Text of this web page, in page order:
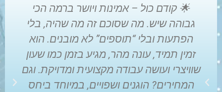
🌟 קודם כול – אמינות ויושר ברמה הכי
גבוהה שיש. מה שסוכם זה מה שהיה, בלי
הפתעות ובלי “תוספים” לא מובנים. הוא
זמין תמיד, עונה מהר, מגיע בזמן כמו שעון
שוויצרי ועושה עבודה מקצועית ומדויקת. וגם
המחירים? הוגנים ושפויים, במיוחד ביחס